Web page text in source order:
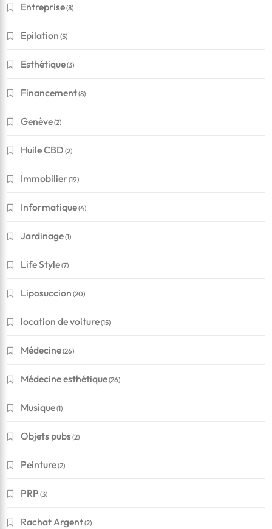
Entreprise(8)
Epilation (5)
Esthétique(3)
Financement(8)
Genève(2)
Huile CBD (2)
Immobilier(19)
Informatique(4)
Jardinage(1)
Life Style(7)
Liposuccion (20)
location de voiture(15)
Médecine(26)
Médecine esthétique(26)
Musique(1)
Objets pubs(2)
Peinture(2)
PRP (3)
Rachat Argent(2)